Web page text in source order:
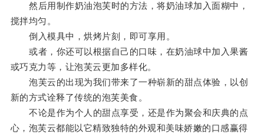
然后用制作奶油泡芙时的方法，将奶油球加入面糊中，
搅拌均匀。
倒入模具中，烘烤片刻，即可享用。
或者，你还可以根据自己的口味，在奶油球中加入果酱
或巧克力等，让泡芙云更加多样化。
泡芙云的出现为我们带来了一种崭新的甜点体验，以创
新的方式诠释了传统的泡芙美食。
不论是作为个人的甜点享受，还是作为聚会和庆典的点
心，泡芙云都能以它精致独特的外观和美味娇嫩的口感赢得